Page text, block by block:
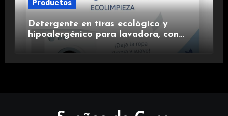
Productos
Detergente en tiras ecológico y
hipoalergénico para lavadora, con
suavizante incluido y fragancia de